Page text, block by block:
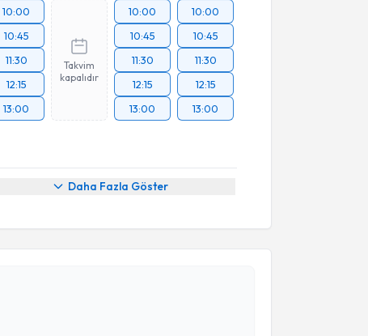
10:00
10:45
11:30
12:15
13:00
Takvim
kapalıdır
10:00
10:45
11:30
12:15
13:00
10:00
10:45
11:30
12:15
13:00
Daha Fazla Göster
Talebi